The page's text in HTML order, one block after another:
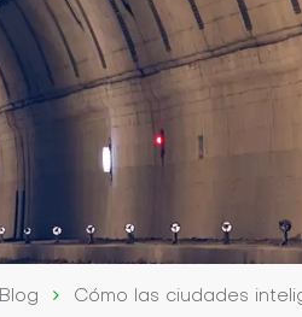
Blog Cómo las ciudades